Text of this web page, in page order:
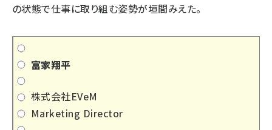
の状態で仕事に取り組む姿勢が垣間みえた。
富家翔平
株式会社EVeM
Marketing Director